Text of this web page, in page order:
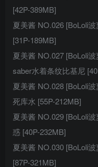
[42P-389MB]
夏美酱 NO.026 [BoLoli
[31P-189MB]
夏美酱 NO.027 [BoLoli
saber水着条纹比基尼
夏美酱 NO.028 [BoLoli
死库水 [55P-212MB]
夏美酱 NO.029 [BoLoli
惑 [40P-232MB]
夏美酱 NO.030 [BoLoli
[87P-321MB]